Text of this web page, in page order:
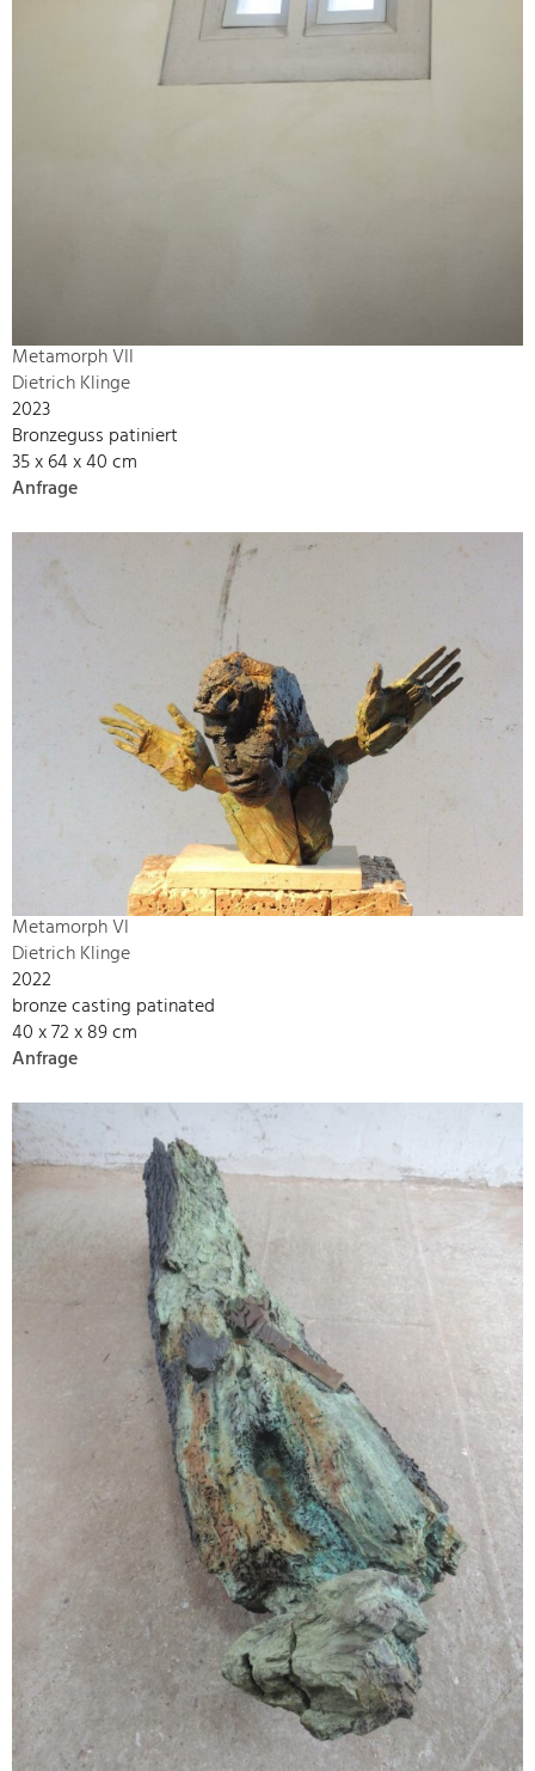
Metamorph VII
Dietrich Klinge
2023
Bronzeguss patiniert
35 x 64 x 40 cm
Anfrage
Metamorph VI
Dietrich Klinge
2022
bronze casting patinated
40 x 72 x 89 cm
Anfrage